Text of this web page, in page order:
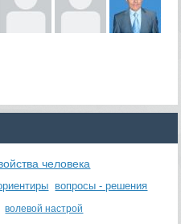
человека
вопросы - решения
волевой настрой